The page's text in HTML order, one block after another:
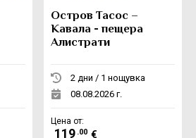
Остров Тасос –
Кавала - пещера
Алистрати
2 дни / 1 нощувка
08.08.2026 г.
Цена от:
119 .00 €